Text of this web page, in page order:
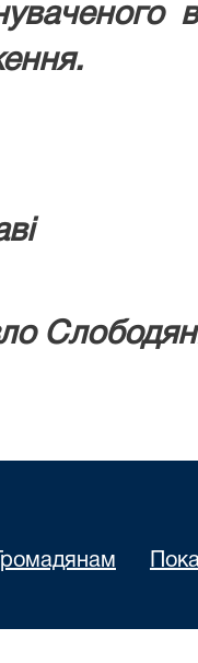
Громадянам